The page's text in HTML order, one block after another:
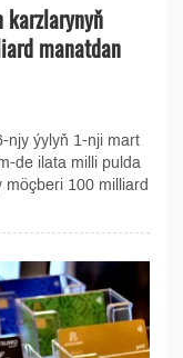
karzlarynyň
manatdan
njy ýylyň 1-nji mart
de ilata milli pulda
möçberi 100 milliard